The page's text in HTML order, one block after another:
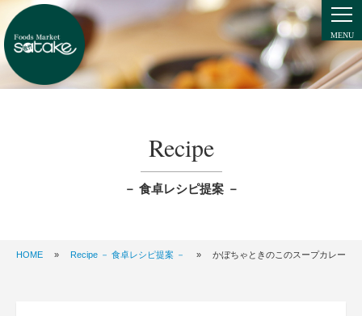
Recipe
－ 食卓レシピ提案 －
HOME » Recipe － 食卓レシピ提案 － » かぼちゃときのこのスープカレー